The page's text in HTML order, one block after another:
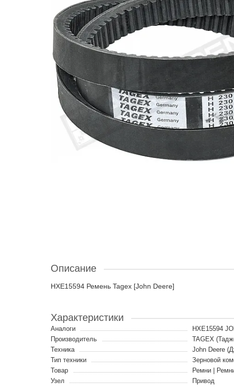
Описание
HXE15594 Ремень Tagex [John Deere]
Характеристики
Аналоги
HXE15594
Производитель
TAGEX
Техника
John Deere
Тип техники
Зерновой
Товар
Ремни |
Узел
Привод